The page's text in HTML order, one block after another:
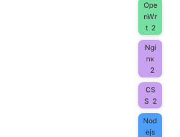
Ope
nWr
t 2
Ngi
nx
2
CS
S 2
Nod
ejs